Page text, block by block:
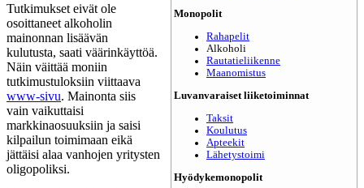
Monopolit
Rahapelit
Alkoholi
Rautatieliikenne
Maanomistus
Luvanvaraiset liiketoiminnat
Taksit
Koulutus
Apteekit
Lähetystoimi
Hyödykemonopolit
Tutkimukset eivät ole
osoittaneet alkoholin
mainonnan lisäävän
kulutusta, saati väärinkäyttöä.
Näin väittää moniin
tutkimustuloksiin viittaava
www-sivu. Mainonta siis
vain vaikuttaisi
markkinaosuuksiin ja saisi
kilpailun toimimaan eikä
jättäisi alaa vanhojen yritysten
oligopoliksi.